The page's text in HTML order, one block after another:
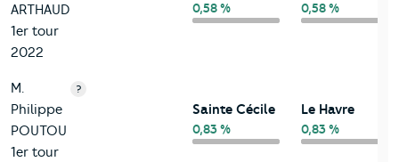
ARTHAUD
1er tour
2022
0,58 % 0,58 %
M.
Philippe
POUTOU
1er tour
?
Sainte Cécile
0,83 %
Le Havre
0,83 %